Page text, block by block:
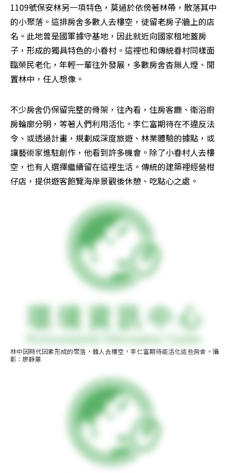
1109號保安林另一項特色，莫過於依傍著林帶，散落其中
的小聚落。這排房舍多數人去樓空，徒留老房子牆上的店
名。此地曾是國軍據守基地，因此就近向國家租地蓋房
子，形成的獨具特色的小眷村。這裡也和傳統眷村同樣面
臨榮民老化，年輕一輩往外發展，多數房舍杳無人煙、閒
置林中，任人想像。
不少房舍仍保留完整的骨架，往內看，住房客廳、衛浴廚
房輪廓分明，等著人們利用活化。李仁富期待在不違反法
令、或透過計畫，規劃成深度旅遊、林業體驗的據點，或
讓藝術家進駐創作，他看到許多機會。除了小眷村人去樓
空，也有人選擇繼續留在這裡生活。傳統的建築裡經營柑
仔店，提供遊客飽覽海岸景觀後休憩、吃點心之處。
林中因時代因素形成的聚落，雖人去樓空，李仁富期待能活化這些房舍。攝
影：廖靜蕙